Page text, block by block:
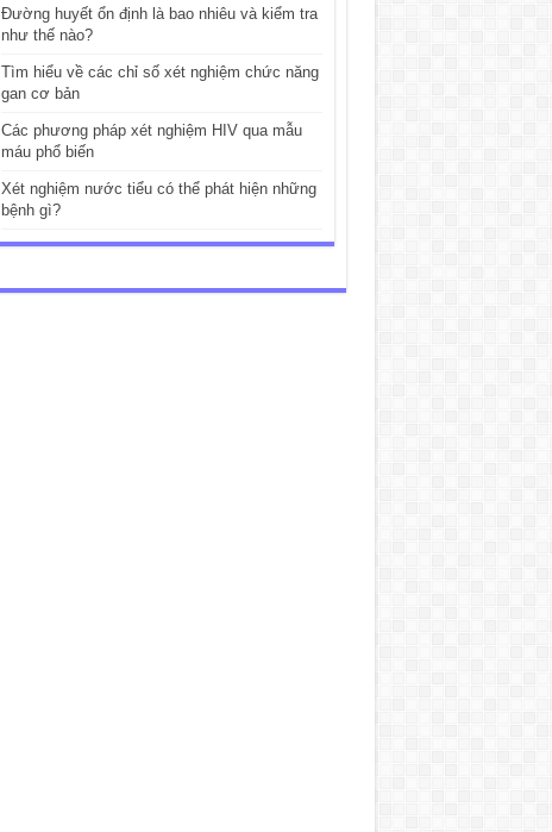
Đường huyết ổn định là bao nhiêu và kiểm tra
như thế nào?
Tìm hiểu về các chỉ số xét nghiệm chức năng
gan cơ bản
Các phương pháp xét nghiệm HIV qua mẫu
máu phổ biến
Xét nghiệm nước tiểu có thể phát hiện những
bệnh gì?